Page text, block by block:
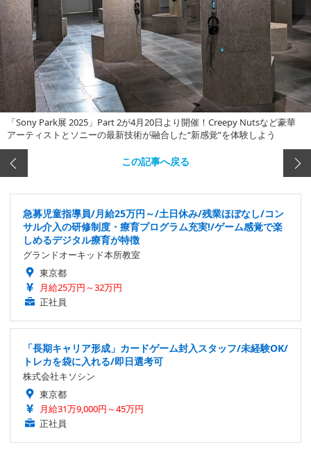
「Sony Park展 2025」Part 2が4月20日より開催！Creepy Nutsなど豪華
アーティストとソニーの最新技術が融合した“新感覚”を体験しよう
この記事へ戻る
急募児童指導員/月給25万円～/土日休み/残業ほぼなし/コン
サル介入の研修制度・療育プログラム充実!/ゲーム感覚で楽
しめるデジタル療育が特徴
グランドオーキッド本所教室
東京都
月給25万円～32万円
正社員
「長期キャリア形成」カードゲーム封入スタッフ/未経験OK/
トレカを袋に入れる/即日選考可
株式会社キソシン
東京都
月給31万9,000円～45万円
正社員